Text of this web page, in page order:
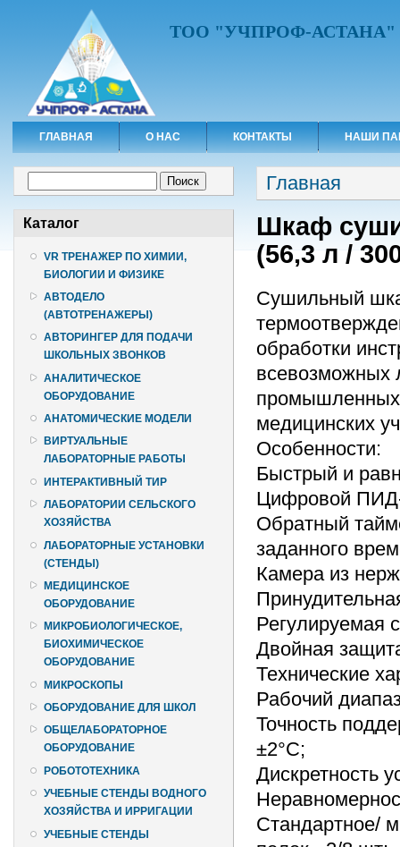
ТОО "УЧПРОФ-АСТАНА"
ГЛАВНАЯ О НАС КОНТАКТЫ НАШИ
Каталог
VR ТРЕНАЖЕР ПО ХИМИИ,
БИОЛОГИИ И ФИЗИКЕ
АВТОДЕЛО
(АВТОТРЕНАЖЕРЫ)
АВТОРИНГЕР ДЛЯ ПОДАЧИ
ШКОЛЬНЫХ ЗВОНКОВ
АНАЛИТИЧЕСКОЕ
ОБОРУДОВАНИЕ
АНАТОМИЧЕСКИЕ МОДЕЛИ
ВИРТУАЛЬНЫЕ
ЛАБОРАТОРНЫЕ РАБОТЫ
ИНТЕРАКТИВНЫЙ ТИР
ЛАБОРАТОРИИ СЕЛЬСКОГО
ХОЗЯЙСТВА
ЛАБОРАТОРНЫЕ УСТАНОВКИ
(СТЕНДЫ)
МЕДИЦИНСКОЕ
ОБОРУДОВАНИЕ
МИКРОБИОЛОГИЧЕСКОЕ,
БИОХИМИЧЕСКОЕ
ОБОРУДОВАНИЕ
МИКРОСКОПЫ
ОБОРУДОВАНИЕ ДЛЯ ШКОЛ
ОБЩЕЛАБОРАТОРНОЕ
ОБОРУДОВАНИЕ
РОБОТОТЕХНИКА
УЧЕБНЫЕ СТЕНДЫ ВОДНОГО
ХОЗЯЙСТВА И ИРРИГАЦИИ
УЧЕБНЫЕ СТЕНДЫ
Вы здесь
Главная
Шкаф
(56,3 л /
Сушильный
обработки
всевозможных
промышленных
медицинских
Особенности:
Быстрый и
Цифровой ПИД-
Обратный
заданного
Камера из
Регулируемая
Двойная
Технические
Рабочий
Точность
±2°С;
Дискретность
Стандартное/